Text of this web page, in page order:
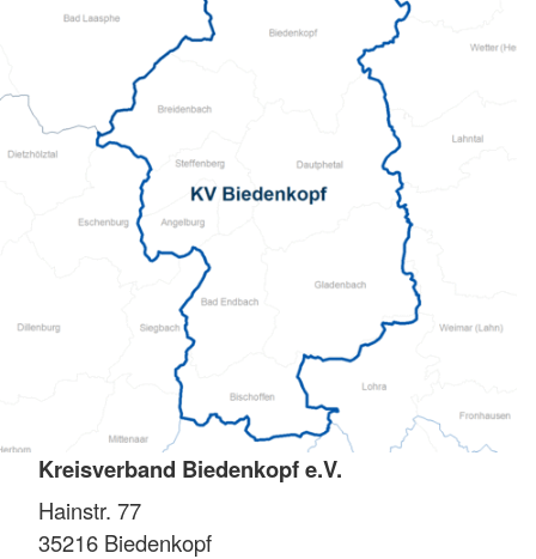
Kreisverband Biedenkopf e.V.
Hainstr. 77
35216 Biedenkopf